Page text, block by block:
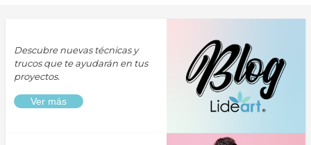
Descubre nuevas técnicas y
trucos que te ayudarán en tus
proyectos.
Ver más